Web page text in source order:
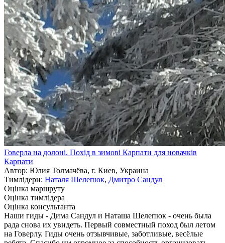
Говерла на долоні. Похід в зимові Карпати для новачків
Карпати
Автор: Юлия Толмачёва, г. Киев, Украина
Тимлідери: Наталя Шелепюк, Дмитро Сандул
Оцінка маршруту
Оцінка тимлідера
Оцінка консультанта
Наши гиды - Дима Сандул и Наташа Шелепюк - очень была
рада снова их увидеть. Первый совместный поход был летом
на Говерлу. Гиды очень отзывчивые, заботливые, весёлые